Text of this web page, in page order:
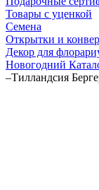
Товары с уценкой
Семена
Открытки и
Декор для
Новогодний
–Тилландсия